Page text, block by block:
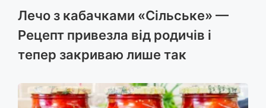
Лечо з кабачками «Сільське» —
Рецепт привезла від родичів і
тепер закриваю лише так